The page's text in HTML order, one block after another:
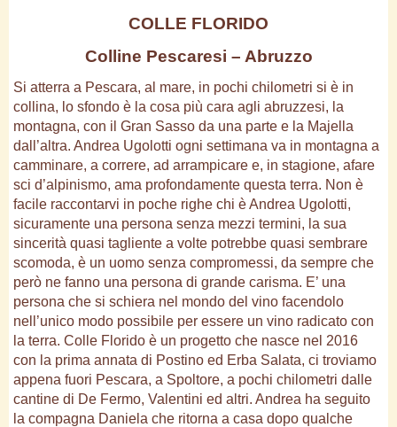
COLLE FLORIDO
Colline Pescaresi – Abruzzo
Si atterra a Pescara, al mare, in pochi chilometri si è in
collina, lo sfondo è la cosa più cara agli abruzzesi, la
montagna, con il Gran Sasso da una parte e la Majella
dall’altra. Andrea Ugolotti ogni settimana va in montagna a
camminare, a correre, ad arrampicare e, in stagione, afare
sci d’alpinismo, ama profondamente questa terra. Non è
facile raccontarvi in poche righe chi è Andrea Ugolotti,
sicuramente una persona senza mezzi termini, la sua
sincerità quasi tagliente a volte potrebbe quasi sembrare
scomoda, è un uomo senza compromessi, da sempre che
però ne fanno una persona di grande carisma. E’ una
persona che si schiera nel mondo del vino facendolo
nell’unico modo possibile per essere un vino radicato con
la terra. Colle Florido è un progetto che nasce nel 2016
con la prima annata di Postino ed Erba Salata, ci troviamo
appena fuori Pescara, a Spoltore, a pochi chilometri dalle
cantine di De Fermo, Valentini ed altri. Andrea ha seguito
la compagna Daniela che ritorna a casa dopo qualche